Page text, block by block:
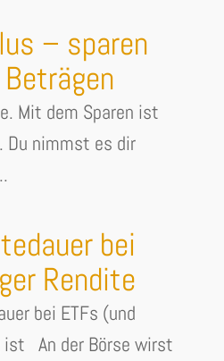
– sparen
Mit dem Sparen ist
Du nimmst es dir
bei
Rendite
bei ETFs (und
An der Börse wirst